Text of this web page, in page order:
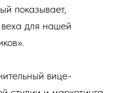
показывает,
для нашей
вице-